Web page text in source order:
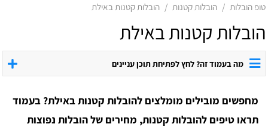
טופ הובלות הובלות קטנות הובלות קטנות באילת
הובלות קטנות באילת
מה בעמוד זה? לחץ לפתיחת תוכן עניינים
מחפשים מובילים מומלצים להובלות קטנות באילת? בעמוד
תראו טיפים להובלות קטנות, מחירים של הובלות נפוצות